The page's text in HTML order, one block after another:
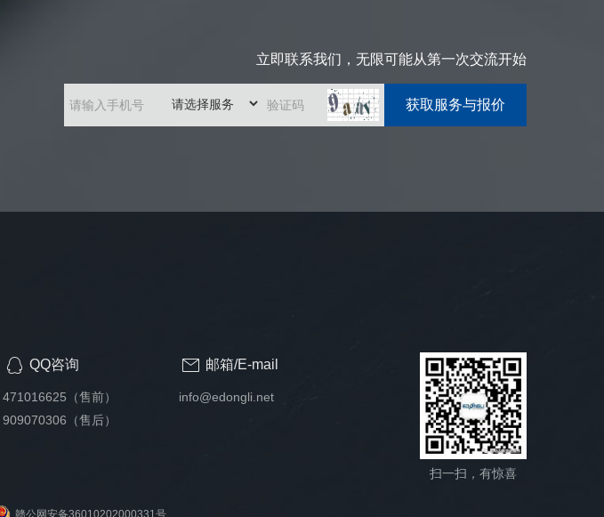
立即联系我们，无限可能从第一次交流开始
请输入手机号 验证码
QQ咨询
471016625（售前）
909070306（售后）
邮箱/E-mail
info@edongli.net
扫一扫，有惊喜
赣公网安备36010202000331号